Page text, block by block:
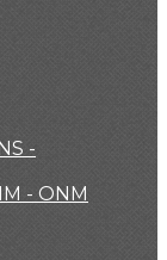
-
- ONM